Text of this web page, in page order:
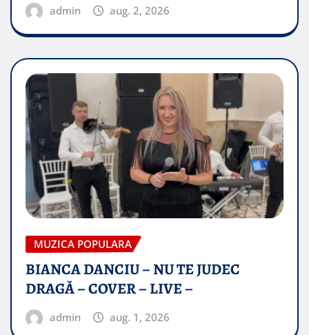
admin aug. 2, 2026
MUZICA POPULARA
BIANCA DANCIU – NU TE JUDEC
DRAGĂ – COVER – LIVE –
admin aug. 1, 2026